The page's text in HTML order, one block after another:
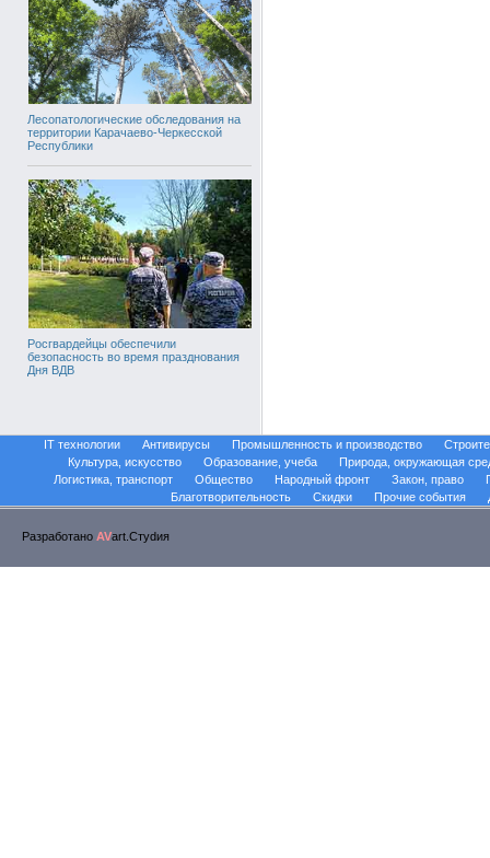
Лесопатологические обследования на
территории Карачаево-Черкесской
Республики
Росгвардейцы обеспечили
безопасность во время празднования
Дня ВДВ
IT технологии Антивирусы Промышленность и производство
Культура, искусство
Образование, учеба
Природа, окружающая
Логистика, транспорт
Общество Народный фронт Закон, право
Благотворительность
Скидки Прочие события
Разработано AVart.Стуdия